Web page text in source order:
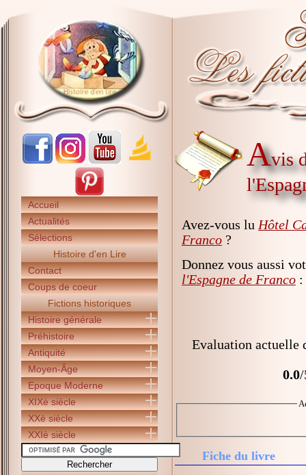
Accueil
Actualités
Sélections
Histoire d'en Lire
Contact
Coups de coeur
Fictions historiques
Histoire générale
Préhistoire
Antiquité
Moyen-Âge
Epoque Moderne
XIXè siècle
XXè siècle
XXIè siècle
Avis
Avez-vous lu Hôtel
Franco ?
Donnez vous aussi
l'Espagne de Franco :
Evaluation
0.0/
Fiche du livre